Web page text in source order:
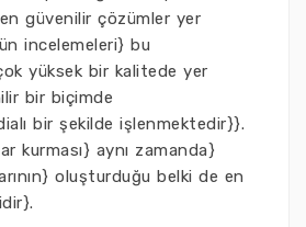
güvenilir çözümler yer
incelemeleri} bu
yüksek bir kalitede yer
bir biçimde
bir şekilde işlenmektedir}}.
kurması} aynı zamanda}
oluşturduğu belki de en